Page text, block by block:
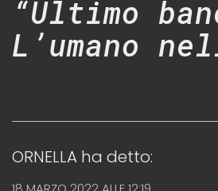
“Ultimo
L’umano
ORNELLA ha detto: